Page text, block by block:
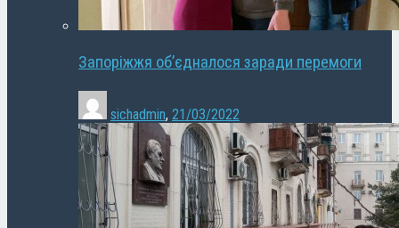
Запоріжжя об’єдналося заради перемоги
sichadmin, 21/03/2022